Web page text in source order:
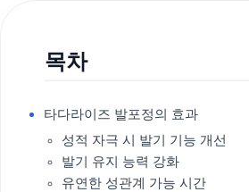
목차
타다라이즈 발포정의 효과
성적 자극 시 발기 기능 개선
발기 유지 능력 강화
유연한 성관계 가능 시간